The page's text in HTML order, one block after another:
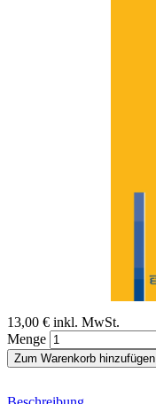
13,00 € inkl. MwSt.
Menge
Zum Warenkorb hinzufügen